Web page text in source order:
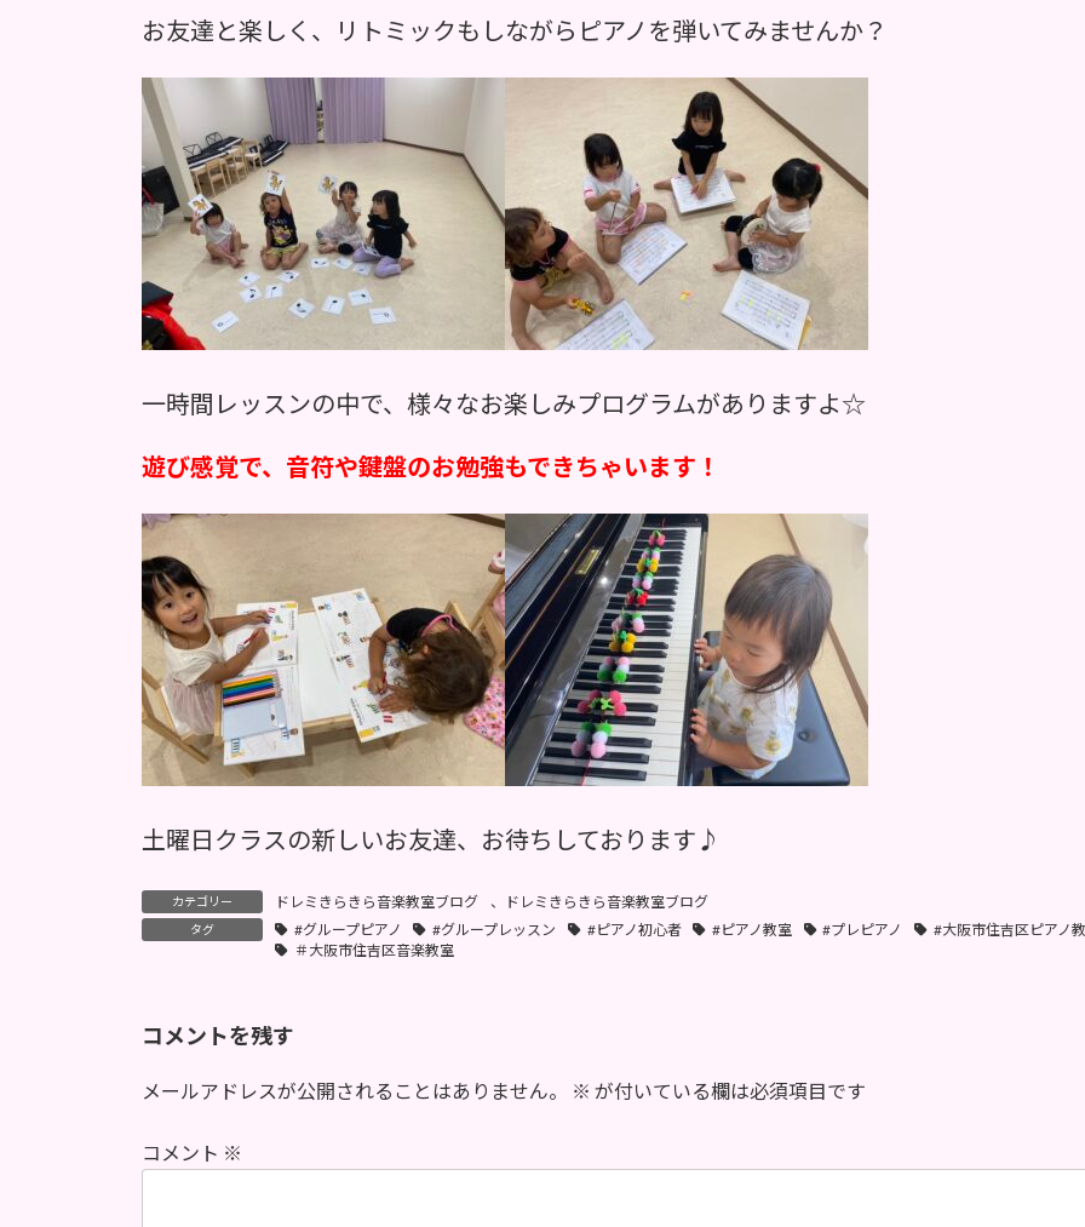
お友達と楽しく、リトミックもしながらピアノを弾いてみませんか？
一時間レッスンの中で、様々なお楽しみプログラムがありますよ☆
遊び感覚で、音符や鍵盤のお勉強もできちゃいます！
土曜日クラスの新しいお友達、お待ちしております♪
カテゴリー ドレミきらきら音楽教室ブログ 、 ドレミきらきら音楽教室ブログ
タグ #グループピアノ #グループレッスン #ピアノ初心者 #ピアノ教室 #プレピアノ
#大阪市住吉区ピアノ
＃大阪市住吉区音楽教室
コメントを残す
メールアドレスが公開されることはありません。 ※ が付いている欄は必須項目です
コメント ※